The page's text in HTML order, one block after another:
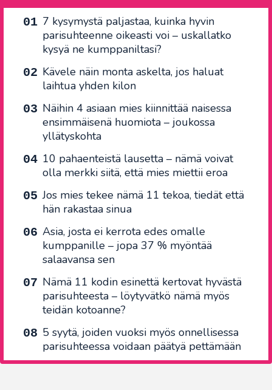
7 kysymystä paljastaa, kuinka hyvin
parisuhteenne oikeasti voi – uskallatko
kysyä ne kumppaniltasi?
Kävele näin monta askelta, jos haluat
laihtua yhden kilon
Näihin 4 asiaan mies kiinnittää naisessa
ensimmäisenä huomiota – joukossa
yllätyskohta
10 pahaenteistä lausetta – nämä voivat
olla merkki siitä, että mies miettii eroa
Jos mies tekee nämä 11 tekoa, tiedät että
hän rakastaa sinua
Asia, josta ei kerrota edes omalle
kumppanille – jopa 37 % myöntää
salaavansa sen
Nämä 11 kodin esinettä kertovat hyvästä
parisuhteesta – löytyvätkö nämä myös
teidän kotoanne?
5 syytä, joiden vuoksi myös onnellisessa
parisuhteessa voidaan päätyä pettämään